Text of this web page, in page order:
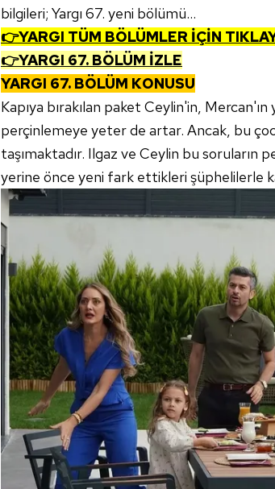
bilgileri; Yargı 67. yeni bölümü...
👉YARGI TÜM BÖLÜMLER İÇİN
👉YARGI 67. BÖLÜM İZLE
YARGI 67. BÖLÜM KONUSU
Kapıya bırakılan paket Ceylin'in, Mercan'ın
perçinlemeye yeter de artar. Ancak, bu
taşımaktadır. Ilgaz ve Ceylin bu soruların
yerine önce yeni fark ettikleri şüphelilerle